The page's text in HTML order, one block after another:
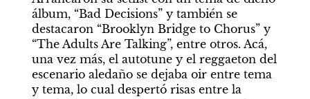
álbum, “Bad Decisions” y también se
destacaron “Brooklyn Bridge to Chorus” y
“The Adults Are Talking”, entre otros. Acá,
una vez más, el autotune y el reggaeton del
escenario aledaño se dejaba oir entre tema
y tema, lo cual despertó risas entre la